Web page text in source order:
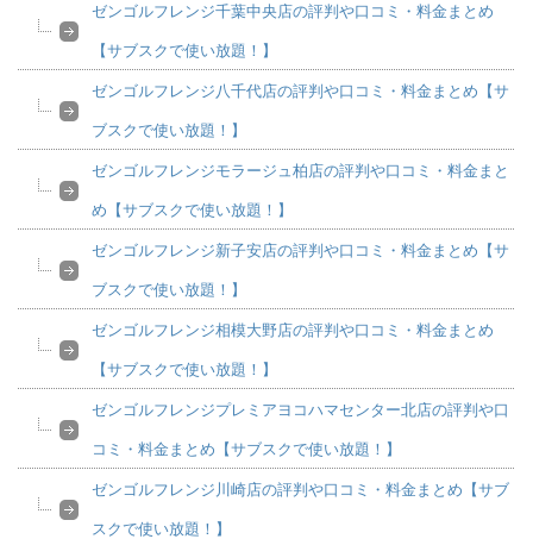
ゼンゴルフレンジ千葉中央店の評判や口コミ・料金まとめ
【サブスクで使い放題！】
ゼンゴルフレンジ八千代店の評判や口コミ・料金まとめ【サ
ブスクで使い放題！】
ゼンゴルフレンジモラージュ柏店の評判や口コミ・料金まと
め【サブスクで使い放題！】
ゼンゴルフレンジ新子安店の評判や口コミ・料金まとめ【サ
ブスクで使い放題！】
ゼンゴルフレンジ相模大野店の評判や口コミ・料金まとめ
【サブスクで使い放題！】
ゼンゴルフレンジプレミアヨコハマセンター北店の評判や口
コミ・料金まとめ【サブスクで使い放題！】
ゼンゴルフレンジ川崎店の評判や口コミ・料金まとめ【サブ
スクで使い放題！】